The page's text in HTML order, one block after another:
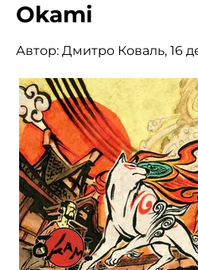
Okami
Автор: Дмитро Коваль, 16